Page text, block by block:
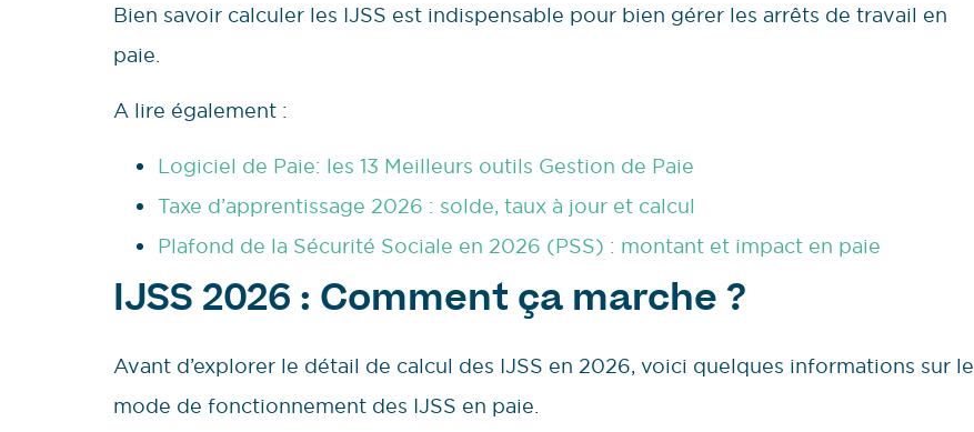
Bien savoir calculer les IJSS est indispensable pour bien gérer les arrêts de travail en
paie.
A lire également :
Logiciel de Paie: les 13 Meilleurs outils Gestion de Paie
Taxe d’apprentissage 2026 : solde, taux à jour et calcul
Plafond de la Sécurité Sociale en 2026 (PSS) : montant et impact en paie
IJSS 2026 : Comment ça marche ?
Avant d’explorer le détail de calcul des IJSS en 2026, voici quelques informations sur le
mode de fonctionnement des IJSS en paie.